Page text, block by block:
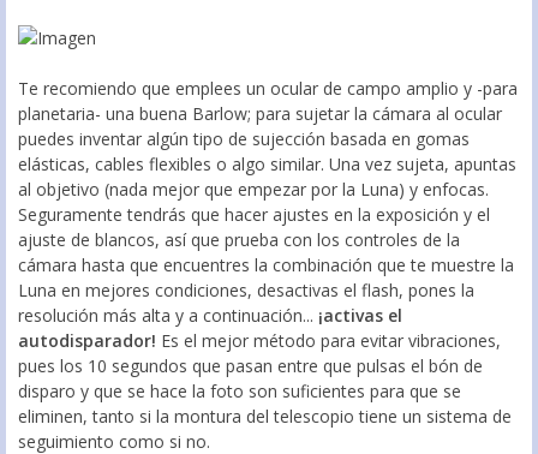
Te recomiendo que emplees un ocular de campo amplio y -para
planetaria- una buena Barlow; para sujetar la cámara al ocular
puedes inventar algún tipo de sujección basada en gomas
elásticas, cables flexibles o algo similar. Una vez sujeta, apuntas
al objetivo (nada mejor que empezar por la Luna) y enfocas.
Seguramente tendrás que hacer ajustes en la exposición y el
ajuste de blancos, así que prueba con los controles de la
cámara hasta que encuentres la combinación que te muestre la
Luna en mejores condiciones, desactivas el flash, pones la
resolución más alta y a continuación... ¡activas el
autodisparador! Es el mejor método para evitar vibraciones,
pues los 10 segundos que pasan entre que pulsas el bón de
disparo y que se hace la foto son suficientes para que se
eliminen, tanto si la montura del telescopio tiene un sistema de
seguimiento como si no.